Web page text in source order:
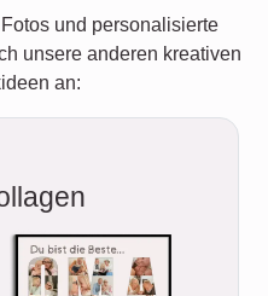
und personalisierte
unsere anderen kreativen
an: